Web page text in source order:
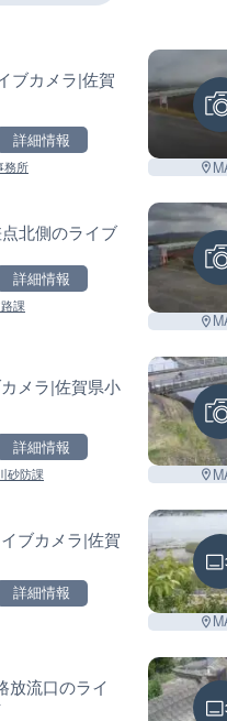
ブカメラ|佐賀
詳細情報
務所
北側のライブ
詳細情報
課
メラ|佐賀県小
詳細情報
砂防課
ブカメラ|佐賀
詳細情報
放流口のライ